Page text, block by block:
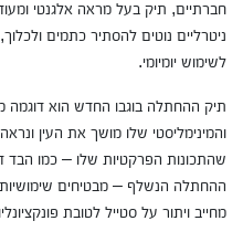
חברתיים, תיק בעל מראה אלגנטי
ניטרליים נוטים להסתיר כתמים
לשימוש יומיומי.
תיק ההחתלה בוגבו החדש הוא דוגמה
והמינימליסטי שלו מושך את העין
שהתכונות הפרקטיות שלו – כמו
ההחתלה הנשלף – מבטיחים
מחייב ויתור על סטייל לטובת